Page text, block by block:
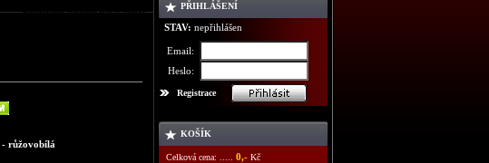
Podrobné informace o zboží
- růžovobílá
PŘIHLÁŠENÍ
STAV: nepřihlášen
Email:
Heslo:
Registrace
KOŠÍK
Celková cena: ..... 0,- Kč